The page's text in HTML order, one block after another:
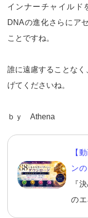
インナーチャイルド
DNAの進化さらにア
ことですね。
誰に遠慮することな
げてくださいね。
ｂｙ Athena
【
ン
う
『
の